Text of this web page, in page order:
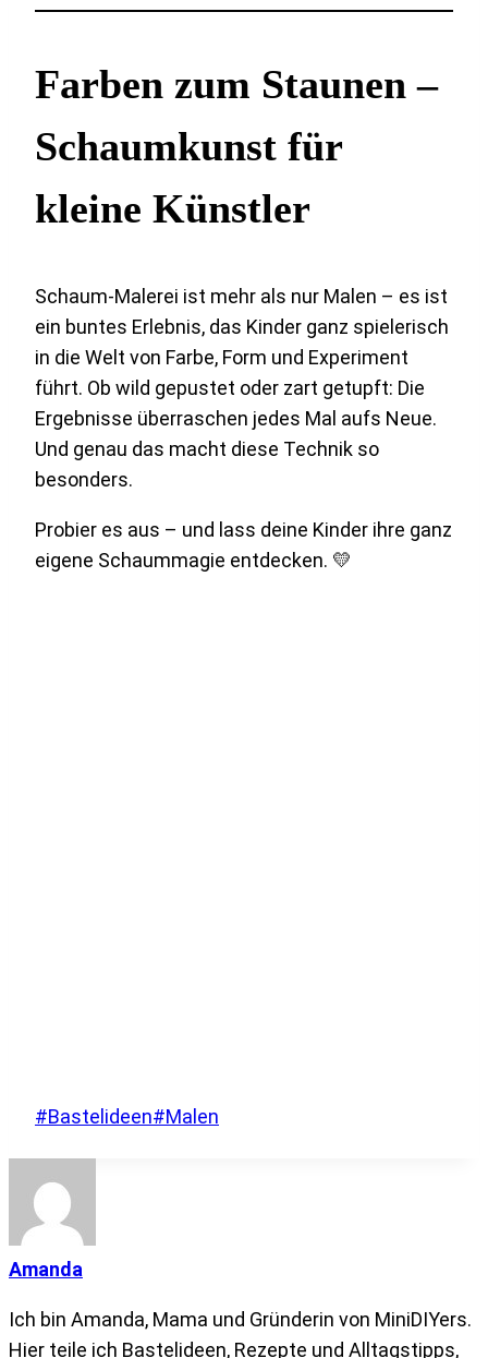
Farben zum Staunen –
Schaumkunst für
kleine Künstler
Schaum-Malerei ist mehr als nur Malen – es ist
ein buntes Erlebnis, das Kinder ganz spielerisch
in die Welt von Farbe, Form und Experiment
führt. Ob wild gepustet oder zart getupft: Die
Ergebnisse überraschen jedes Mal aufs Neue.
Und genau das macht diese Technik so
besonders.
Probier es aus – und lass deine Kinder ihre ganz
eigene Schaummagie entdecken. 💛
Schlagworte:
#Bastelideen#Malen
Amanda
Ich bin Amanda, Mama und Gründerin von MiniDIYers.
Hier teile ich Bastelideen, Rezepte und Alltagstipps,